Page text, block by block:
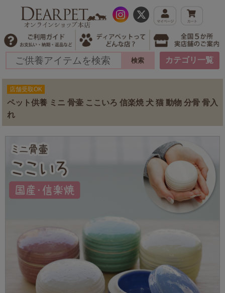
カテゴリ一覧
店舗受取OK
ペット供養 ミニ 骨壷 ここいろ 信楽焼 犬 猫 動物 分骨 骨入
れ